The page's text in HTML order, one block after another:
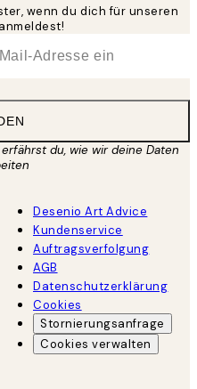
wenn du dich für unseren
du, wie wir deine Daten
Desenio Art Advice
Kundenservice
Auftragsverfolgung
AGB
Datenschutzerklärung
Cookies
Stornierungsanfrage
Cookies verwalten